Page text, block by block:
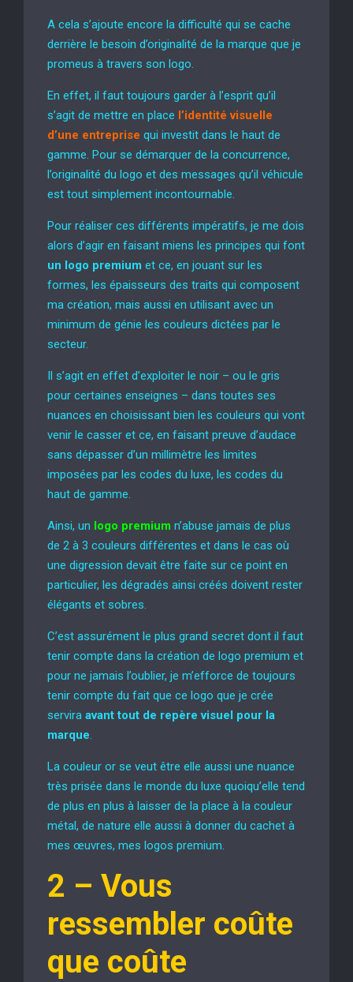
A cela s’ajoute encore la difficulté qui se cache
derrière le besoin d’originalité de la marque que je
promeus à travers son logo.
En effet, il faut toujours garder à l’esprit qu’il
s’agit de mettre en place l’identité visuelle
d’une entreprise qui investit dans le haut de
gamme. Pour se démarquer de la concurrence,
l’originalité du logo et des messages qu’il véhicule
est tout simplement incontournable.
Pour réaliser ces différents impératifs, je me dois
alors d’agir en faisant miens les principes qui font
un logo premium et ce, en jouant sur les
formes, les épaisseurs des traits qui composent
ma création, mais aussi en utilisant avec un
minimum de génie les couleurs dictées par le
secteur.
Il s’agit en effet d’exploiter le noir – ou le gris
pour certaines enseignes – dans toutes ses
nuances en choisissant bien les couleurs qui vont
venir le casser et ce, en faisant preuve d’audace
sans dépasser d’un millimètre les limites
imposées par les codes du luxe, les codes du
haut de gamme.
Ainsi, un logo premium n’abuse jamais de plus
de 2 à 3 couleurs différentes et dans le cas où
une digression devait être faite sur ce point en
particulier, les dégradés ainsi créés doivent rester
élégants et sobres.
C’est assurément le plus grand secret dont il faut
tenir compte dans la création de logo premium et
pour ne jamais l’oublier, je m’efforce de toujours
tenir compte du fait que ce logo que je crée
servira avant tout de repère visuel pour la
marque.
La couleur or se veut être elle aussi une nuance
très prisée dans le monde du luxe quoiqu’elle tend
de plus en plus à laisser de la place à la couleur
métal, de nature elle aussi à donner du cachet à
mes œuvres, mes logos premium.
2 – Vous
ressembler coûte
que coûte